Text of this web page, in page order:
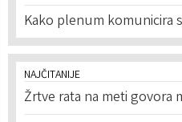
Kako plenum komunicira
NAJČITANIJE
Žrtve rata na meti govora